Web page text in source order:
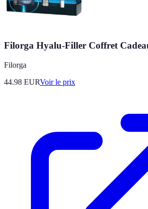
Filorga Hyalu-Filler Coffret
Filorga
44.98 EURVoir le prix